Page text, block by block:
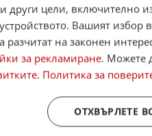
отговорност
защото моторите
превозни средства,
на този режим, който
Но няма да
клуб.
други цели, включително
Вашият избор
на законен
за рекламиране. Можете
. Политика за
ОТХВЪРЛЕТЕ